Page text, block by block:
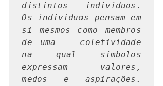
distintos indivíduos.
Os indivíduos pensam em
si mesmos como membros
de uma   coletividade
na qual símbolos
expressam valores,
medos e aspirações.